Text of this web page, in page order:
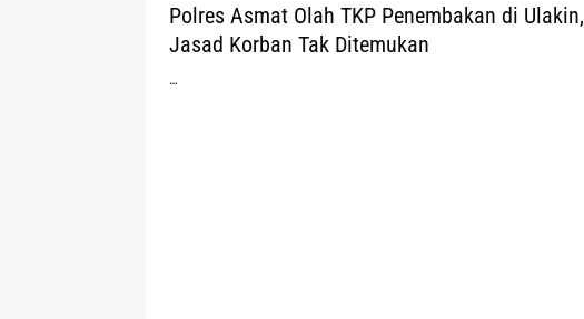
Polres Asmat Olah TKP Penembakan di Ulakin,
Jasad Korban Tak Ditemukan
…